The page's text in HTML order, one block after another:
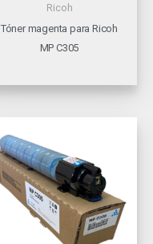
Ricoh
Tóner magenta para Ricoh
MP C305